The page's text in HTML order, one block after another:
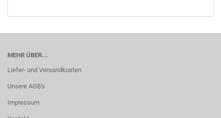
MEHR ÜBER...
Liefer- und Versandkosten
Unsere AGB's
Impressum